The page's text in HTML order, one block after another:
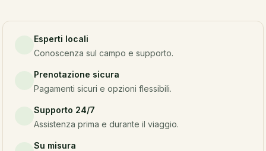
Esperti locali
Conoscenza sul campo e supporto.
Prenotazione sicura
Pagamenti sicuri e opzioni flessibili.
Supporto 24/7
Assistenza prima e durante il viaggio.
Su misura